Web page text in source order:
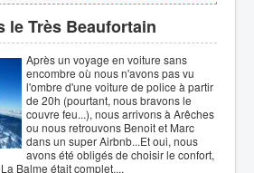
le Très Beaufortain
Après un voyage en voiture sans
encombre où nous n'avons pas vu
l'ombre d'une voiture de police à partir
de 20h (pourtant, nous bravons le
couvre feu...), nous arrivons à Arêches
ou nous retrouvons Benoit et Marc
dans un super Airbnb...Et oui, nous
avons été obligés de choisir le confort,
Balme était complet....